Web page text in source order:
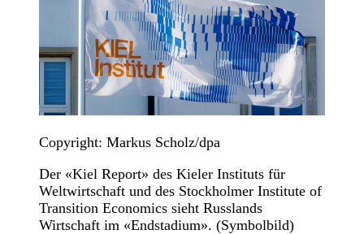
Copyright: Markus Scholz/dpa
Der «Kiel Report» des Kieler Instituts für
Weltwirtschaft und des Stockholmer Institute of
Transition Economics sieht Russlands
Wirtschaft im «Endstadium». (Symbolbild)